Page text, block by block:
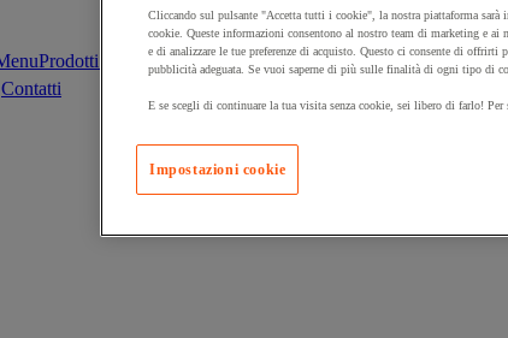
Prodotti sostenibili
Contatti
Cliccando sul pulsante "Accetta tutti i cookie", la nostra piattaforma
cookie. Queste informazioni consentono al nostro team di marketing e
e di analizzare le tue preferenze di acquisto. Questo ci consente di offrirti
pubblicità adeguata. Se vuoi saperne di più sulle finalità di ogni tipo di
E se scegli di continuare la tua visita senza cookie, sei libero di farlo! Per
Impostazioni cookie